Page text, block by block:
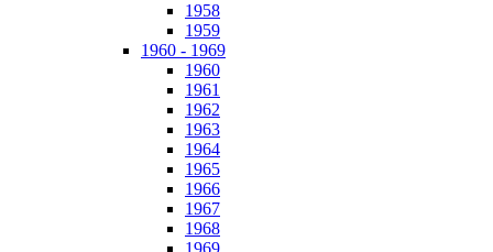
1958
1959
1960 - 1969
1960
1961
1962
1963
1964
1965
1966
1967
1968
1969